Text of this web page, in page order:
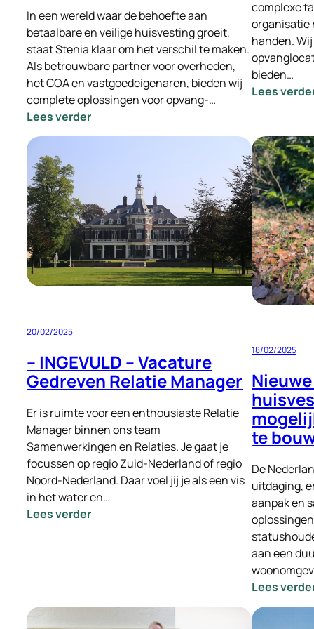
In een wereld waar de behoefte aan
betaalbare en veilige huisvesting groeit,
staat Stenia klaar om het verschil te maken.
Als betrouwbare partner voor overheden,
het COA en vastgoedeigenaren, bieden wij
complete oplossingen voor opvang-…
Lees verder:
Stenia:
menswaardige
huisvesting
complexe
organisatie
handen.
bieden…
Lees
20/02/2025
– INGEVULD – Vacature
Gedreven Relatie Manager
Er is ruimte voor een enthousiaste Relatie
Manager binnen ons team
Samenwerkingen en Relaties. Je gaat je
focussen op regio Zuid-Nederland of regio
Noord-Nederland. Daar voel jij je als een vis
in het water en…
Lees verder:
18/02/2025
te
De
uitdaging,
aanpak en
aan een
Lees